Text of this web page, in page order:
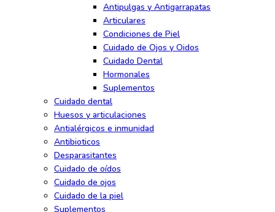
Antipulgas y Antigarrapatas
Articulares
Condiciones de Piel
Cuidado de Ojos y Oidos
Cuidado Dental
Hormonales
Suplementos
Cuidado dental
Huesos y articulaciones
Antialérgicos e inmunidad
Antibioticos
Desparasitantes
Cuidado de oídos
Cuidado de ojos
Cuidado de la piel
Suplementos